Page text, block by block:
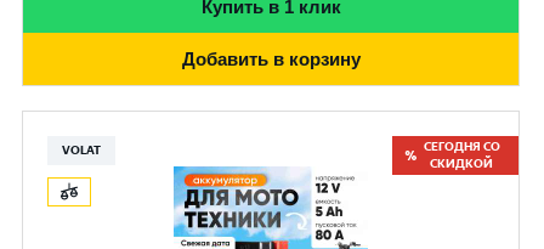
Купить в 1 клик
Добавить в корзину
VOLAT
СЕГОДНЯ СО
СКИДКОЙ